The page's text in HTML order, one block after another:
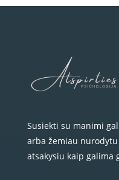
Susiekti su manimi
arba žemiau
atsakysiu kaip galima